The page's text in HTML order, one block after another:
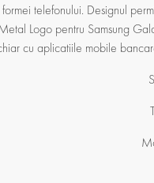
telefonului. Designul
Logo pentru Samsung
cu aplicatiile mobile